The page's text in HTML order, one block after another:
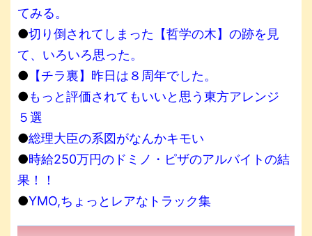
てみる。
●切り倒されてしまった【哲学の木】の跡を見
て、いろいろ思った。
● 【チラ裏】昨日は８周年でした。
●もっと評価されてもいいと思う東方アレンジ
５選
●総理大臣の系図がなんかキモい
●時給250万円のドミノ・ピザのアルバイトの結
果！！
●YMO,ちょっとレアなトラック集